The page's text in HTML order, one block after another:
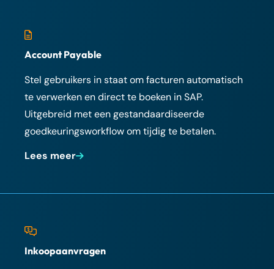
Account Payable
Stel gebruikers in staat om facturen automatisch
te verwerken en direct te boeken in SAP.
Uitgebreid met een gestandaardiseerde
goedkeuringsworkflow om tijdig te betalen.
Lees meer
Inkoopaanvragen